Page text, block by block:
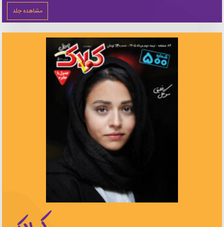
مشاهده جلد